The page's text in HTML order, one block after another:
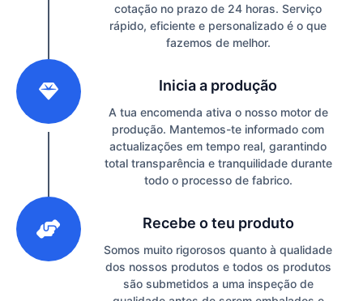
cotação no prazo de 24 horas. Serviço
rápido, eficiente e personalizado é o que
fazemos de melhor.
Inicia a produção
A tua encomenda ativa o nosso motor de
produção. Mantemos-te informado com
actualizações em tempo real, garantindo
total transparência e tranquilidade durante
todo o processo de fabrico.
Recebe o teu produto
Somos muito rigorosos quanto à qualidade
dos nossos produtos e todos os produtos
são submetidos a uma inspeção de